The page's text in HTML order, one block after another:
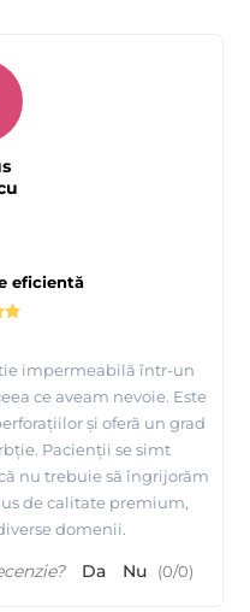
eficientă
impermeabilă într-un
ce aveam nevoie. Este
și oferă un grad
Pacienții se simt
nu trebuie să îngrijorăm
de calitate premium,
domenii.
Da Nu (0/0)